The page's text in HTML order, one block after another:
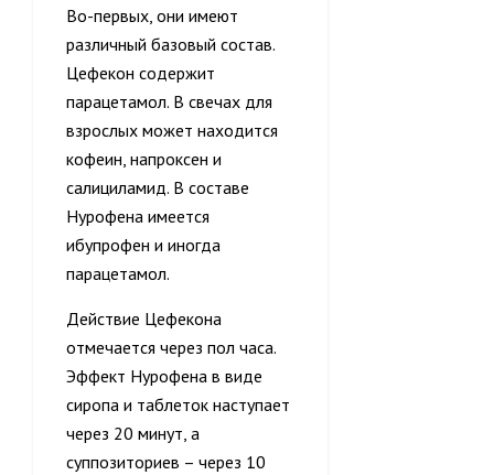
Во-первых, они имеют
различный базовый состав.
Цефекон содержит
парацетамол. В свечах для
взрослых может находится
кофеин, напроксен и
салициламид. В составе
Нурофена имеется
ибупрофен и иногда
парацетамол.
Действие Цефекона
отмечается через пол часа.
Эффект Нурофена в виде
сиропа и таблеток наступает
через 20 минут, а
суппозиториев – через 10